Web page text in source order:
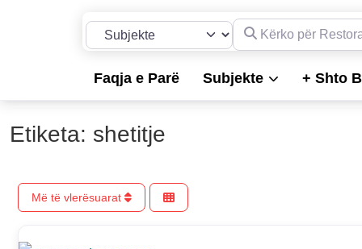
Përzgjidh llojin e kërkimitKërko për Restorante,
Faqja e Parë Subjekte + Shto
Etiketa: shetitje
Më të vlerësuarat